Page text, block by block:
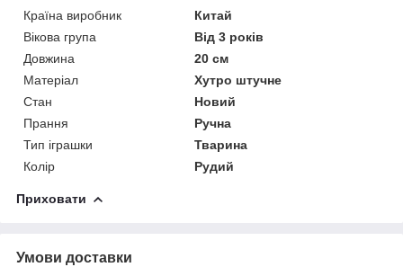
Країна виробник
Китай
Вікова група
Від 3 років
Довжина
20 см
Матеріал
Хутро штучне
Стан
Новий
Прання
Ручна
Тип іграшки
Тварина
Колір
Рудий
Приховати
Умови доставки